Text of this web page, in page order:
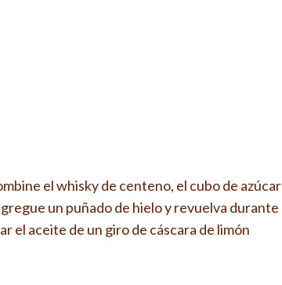
el whisky de centeno, el cubo de azúcar
un puñado de hielo y revuelva durante
el aceite de un giro de cáscara de limón